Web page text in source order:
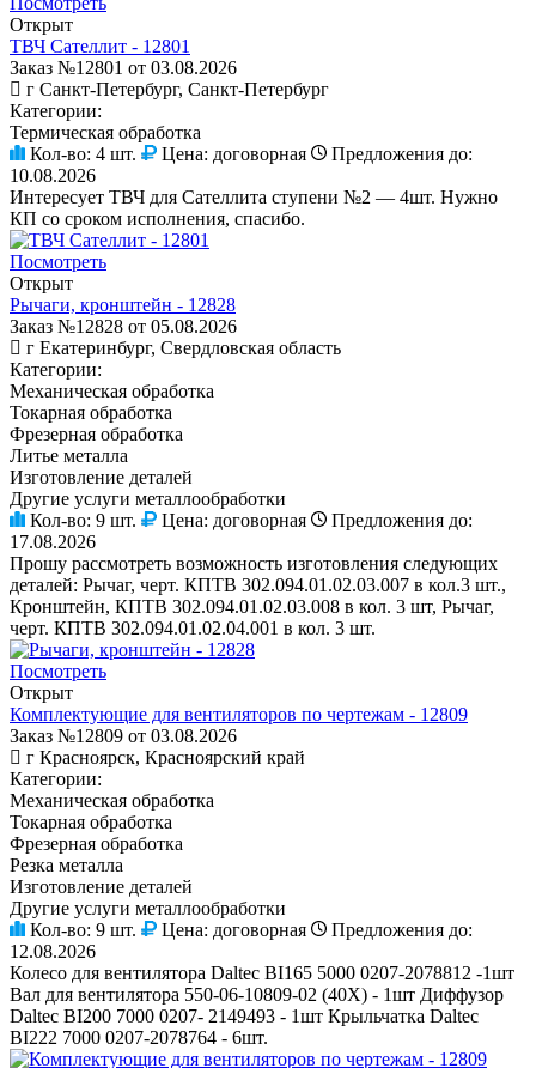
Открыт
ТВЧ Сателлит - 12801
Заказ №12801 от 03.08.2026
г Санкт-Петербург, Санкт-Петербург
Категории:
Термическая обработка
Кол-во: 4 шт. Цена: договорная
Предложения до:
10.08.2026
Интересует ТВЧ для Сателлита ступени №2 — 4шт. Нужно
КП со сроком исполнения, спасибо.
Посмотреть
Открыт
Рычаги, кронштейн - 12828
Заказ №12828 от 05.08.2026
г Екатеринбург, Свердловская область
Категории:
Механическая обработка
Токарная обработка
Фрезерная обработка
Литье металла
Изготовление деталей
Другие услуги металлообработки
Кол-во: 9 шт. Цена: договорная
Предложения до:
17.08.2026
Прошу рассмотреть возможность изготовления следующих
деталей: Рычаг, черт. КПТВ 302.094.01.02.03.007 в кол.3 шт.,
Кронштейн, КПТВ 302.094.01.02.03.008 в кол. 3 шт, Рычаг,
черт. КПТВ 302.094.01.02.04.001 в кол. 3 шт.
Посмотреть
Открыт
Комплектующие для вентиляторов по чертежам - 12809
Заказ №12809 от 03.08.2026
г Красноярск, Красноярский край
Категории:
Механическая обработка
Токарная обработка
Фрезерная обработка
Резка металла
Изготовление деталей
Другие услуги металлообработки
Кол-во: 9 шт. Цена: договорная
Предложения до:
12.08.2026
Колесо для вентилятора Daltec BI165 5000 0207-2078812 -1шт
Вал для вентилятора 550-06-10809-02 (40Х) - 1шт Диффузор
Daltec BI200 7000 0207- 2149493 - 1шт Крыльчатка Daltec
BI222 7000 0207-2078764 - 6шт.